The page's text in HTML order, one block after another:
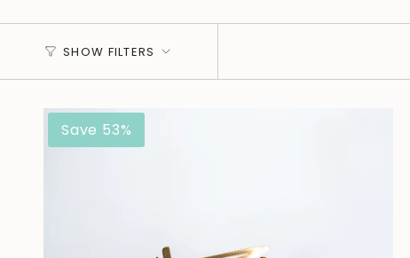
SHOW FILTERS
Save 53%